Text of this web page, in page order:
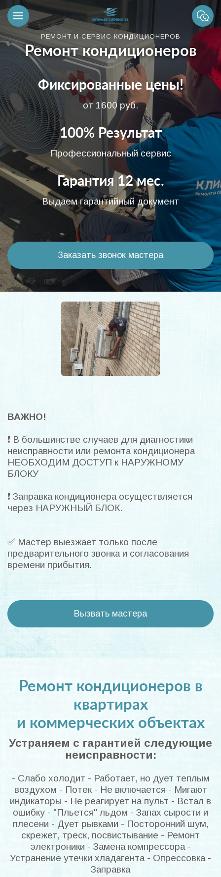
РЕМОНТ И СЕРВИС КОНДИЦИОНЕРОВ
Ремонт кондиционеров
Фиксированные цены!
от 1600 руб.
100% Результат
Профессиональный сервис
Гарантия 12 мес.
Выдаем гарантийный документ
Заказать звонок мастера
ВАЖНО!
❗ В большинстве случаев для диагностики
неисправности или ремонта кондиционера
НЕОБХОДИМ ДОСТУП к НАРУЖНОМУ
БЛОКУ
❗ Заправка кондиционера осуществляется
через НАРУЖНЫЙ БЛОК.
✅ Мастер выезжает только после
предварительного звонка и согласования
времени прибытия.
Вызвать мастера
Ремонт кондиционеров в
квартирах
и коммерческих объектах
Устраняем с гарантией следующие
неисправности:
- Слабо холодит - Работает, но дует теплым
воздухом - Потек - Не включается - Мигают
индикаторы - Не реагирует на пульт - Встал в
ошибку - "Пльется" льдом - Запах сырости и
плесени - Дует рывками - Посторонний шум,
скрежет, треск, посвистывание - Ремонт
электроники - Замена компрессора -
Устранение утечки хладагента - Опрессовка -
Заправка